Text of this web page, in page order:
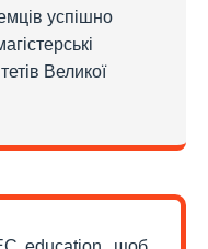
успішно
Великої